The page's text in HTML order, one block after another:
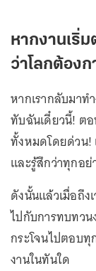
หากงานเริ่ม
ว่าโลกต้องก
หากเรากลับมาท
ทับฉันเดี๋ยวนี้! ต
ทั้งหมดโดยด่วน!
และรู้สึกว่าทุกอย่
ดังนั้นแล้วเมื่อถึง
ไปกับการทบทว
กระโจนไปตอบ
งานในทันใด